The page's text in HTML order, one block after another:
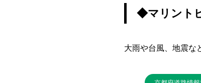
◆マリント
大雨や台風、地震な